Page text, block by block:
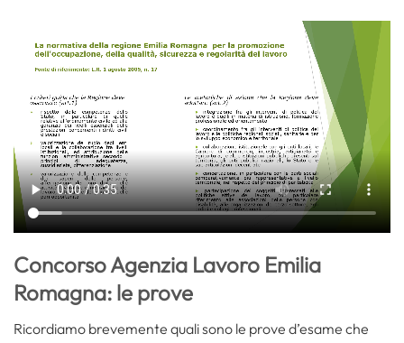
Concorso Agenzia Lavoro Emilia
Romagna: le prove
Ricordiamo brevemente quali sono le prove d’esame che